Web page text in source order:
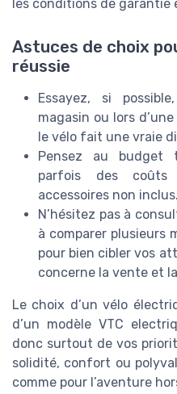
les conditions de
Astuces de choix
réussie
Essayez, si
magasin ou lors
le vélo fait une vraie
Pensez au budget
parfois des
accessoires non inclus.
N’hésitez pas à
à comparer plusieurs
pour bien cibler vos
concerne la vente et
Le choix d’un vélo
d’un modèle VTC
donc surtout de vos
solidité, confort ou
comme pour l’aventure